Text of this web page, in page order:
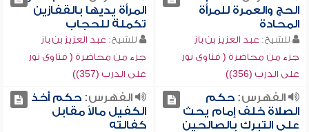
الحج والعمرة للمرأة
المحادة
للشيخ: عبد العزيز بن باز
جزء من محاضرة ( فتاوى نور
على الدرب (356))
المرأة يديها بالقفازين
تكملة للحجاب
للشيخ: عبد العزيز بن باز
جزء من محاضرة ( فتاوى نور
على الدرب (357))
الفهرس:حكم
الصلاة خلف إمام يحث
على التبرك بالصالحين
الفهرس:حكم أخذ
الكفيل مالاً مقابل
كفالته